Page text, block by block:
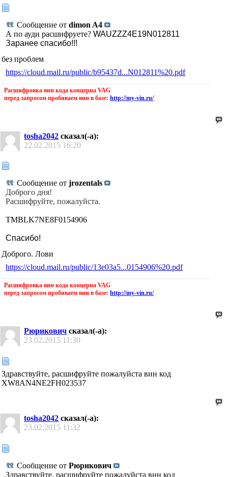
Сообщение от dimon A4
А по ауди расшифруете? WAUZZZ4E19N012811
Заранее спасибо!!!
без проблем
https://cloud.mail.ru/public/b95437d...N012811%20.pdf
Расшифровка вин кода концерна VAG
перед запросом пробиваем вин в базе: http://my-vin.ru/
tosha2042 сказал(-а):
22.02.2015 16:20
Сообщение от jrozentals
Доброго дня!
Pасшифруйте, пожалуйста.
TMBLK7NE8F0154906
Cпасибо!
Доброго. Лови
https://cloud.mail.ru/public/13e03a5...0154906%20.pdf
Расшифровка вин кода концерна VAG
перед запросом пробиваем вин в базе: http://my-vin.ru/
Рюрикович сказал(-а):
23.02.2015 11:30
Здравствуйте, расшифруйте пожалуйста вин код
XW8AN4NE2FH023537
tosha2042 сказал(-а):
23.02.2015 11:32
Сообщение от Рюрикович
Здравствуйте, расшифруйте пожалуйста вин код